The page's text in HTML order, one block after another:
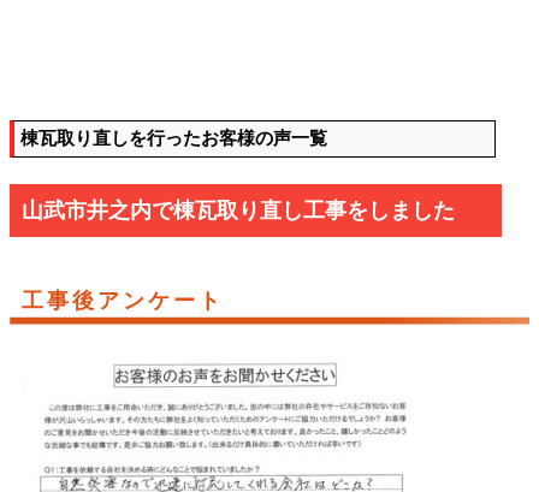
棟瓦取り直しを行ったお客様の声一覧
山武市井之内で棟瓦取り直し工事をしました
工事後アンケート